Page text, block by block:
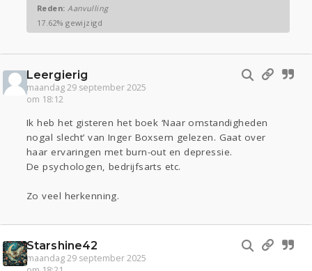
Reden:Aanvulling
17.62% gewijzigd
Leergierig
maandag 29 september 2025
om 18:12
Ik heb het gisteren het boek ‘Naar omstandigheden
nogal slecht’ van Inger Boxsem gelezen. Gaat over
haar ervaringen met burn-out en depressie.
De psychologen, bedrijfsarts etc.
Zo veel herkenning.
Starshine42
maandag 29 september 2025